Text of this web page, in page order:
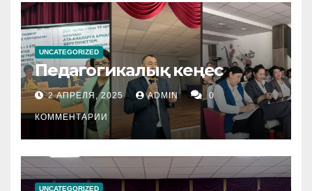
UNCATEGORIZED
Педагогикалық кеңес
2 АПРЕЛЯ, 2025 ADMIN 0
КОММЕНТАРИИ
UNCATEGORIZED